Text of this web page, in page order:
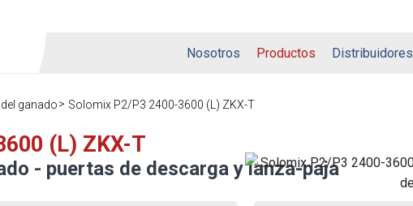
Nosotros Productos Distribuidores
ganado Solomix P2/P3 2400-3600 (L) ZKX-T
(L) ZKX-T
- puertas de descarga y lanza-paja